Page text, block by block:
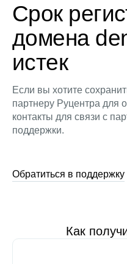
Срок
домена
истек
Если вы хотите
партнеру Руцентра для
контакты для связи с
поддержки.
Обратиться в поддержку
Как